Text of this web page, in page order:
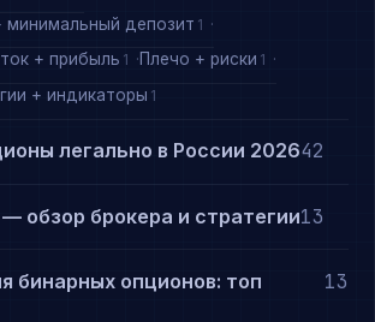
депозит 1
+ прибыль 1 Плечо + риски 1
+ индикаторы 1
легально в России 202642
обзор брокера и стратегии13
бинарных опционов: топ
13